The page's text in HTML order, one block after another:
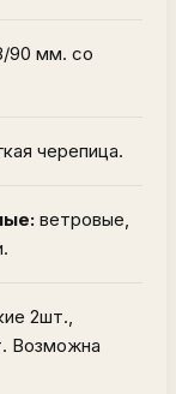
90 мм. со
черепица.
ветровые,
2шт.,
Возможна